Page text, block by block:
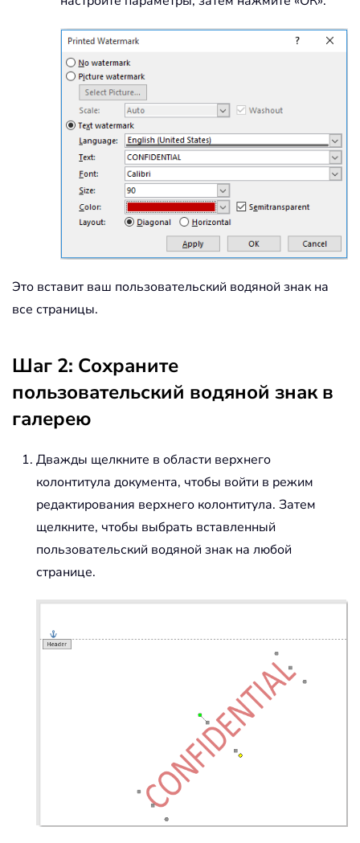
Это вставит ваш пользовательский водяной знак на
все страницы.
Шаг 2: Сохраните
пользовательский водяной знак в
галерею
Дважды щелкните в области верхнего
колонтитула документа, чтобы войти в режим
редактирования верхнего колонтитула. Затем
щелкните, чтобы выбрать вставленный
пользовательский водяной знак на любой
странице.